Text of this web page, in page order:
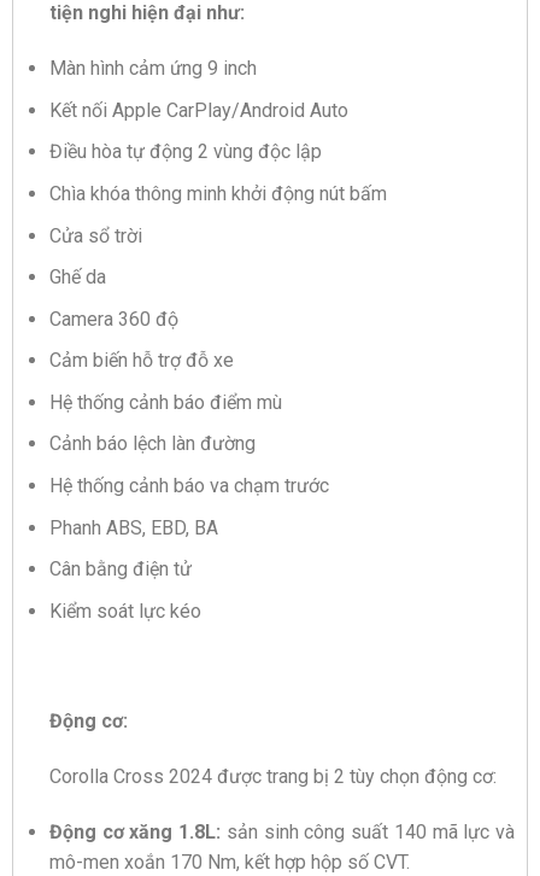
tiện nghi hiện đại như:
Màn hình cảm ứng 9 inch
Kết nối Apple CarPlay/Android Auto
Điều hòa tự động 2 vùng độc lập
Chìa khóa thông minh khởi động nút bấm
Cửa sổ trời
Ghế da
Camera 360 độ
Cảm biến hỗ trợ đỗ xe
Hệ thống cảnh báo điểm mù
Cảnh báo lệch làn đường
Hệ thống cảnh báo va chạm trước
Phanh ABS, EBD, BA
Cân bằng điện tử
Kiểm soát lực kéo
Động cơ:
Corolla Cross 2024 được trang bị 2 tùy chọn động cơ:
Động cơ xăng 1.8L: sản sinh công suất 140 mã lực và
mô-men xoắn 170 Nm, kết hợp hộp số CVT.